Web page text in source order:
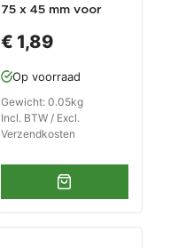
75 x 45 mm voor
n
€ 1,89
Op voorraad
Gewicht: 0.05kg
Incl. BTW / Excl.
Verzendkosten